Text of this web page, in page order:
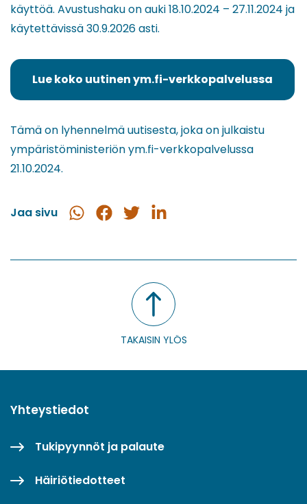
käyttöä. Avustushaku on auki 18.10.2024 – 27.11.2024 ja
käytettävissä 30.9.2026 asti.
Lue koko uutinen ym.fi-verkkopalvelussa
(siirryt
palveluun)
Tämä on lyhennelmä uutisesta, joka on julkaistu
ympäristöministeriön ym.fi-verkkopalvelussa
21.10.2024.
Jaa sivu
Jaa
Jaa
Jaa
Jaa
TAKAISIN YLÖS
Yhteystiedot
Tukipyynnöt ja palaute
Häiriötiedotteet